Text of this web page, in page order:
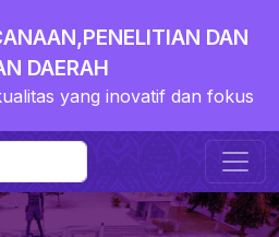
DAN
DAERAH
yang inovatif dan fokus